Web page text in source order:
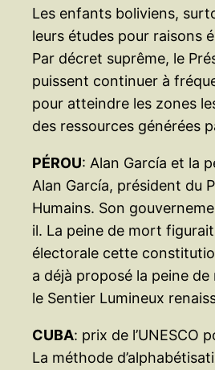
Les enfants boliviens,
leurs études pour raisons
Par décret suprême, le
puissent continuer à
pour atteindre les zones
des ressources générées
PÉROU: Alan García et la
Alan García, président du
Humains. Son
il. La peine de mort
électorale cette
a déjà proposé la peine
le Sentier Lumineux
CUBA: prix de l’UNESCO
La méthode